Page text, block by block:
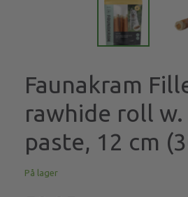
Faunakram
rawhide roll w.
paste, 12 cm
På lager